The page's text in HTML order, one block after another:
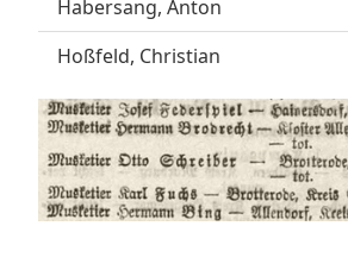
Habersang, Anton
Hoßfeld, Christian